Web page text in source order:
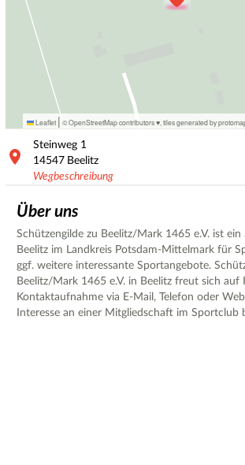
Leaflet | © OpenStreetMap contributors ♥, tiles generated by
Steinweg 1
14547 Beelitz
Wegbeschreibung
Über uns
Schützengilde zu Beelitz/Mark 1465 e.V. ist ein
Beelitz im Landkreis Potsdam-Mittelmark für
ggf. weitere interessante Sportangebote.
Beelitz/Mark 1465 e.V. in Beelitz freut sich auf
Kontaktaufnahme via E-Mail, Telefon oder
Interesse an einer Mitgliedschaft im Sportclub